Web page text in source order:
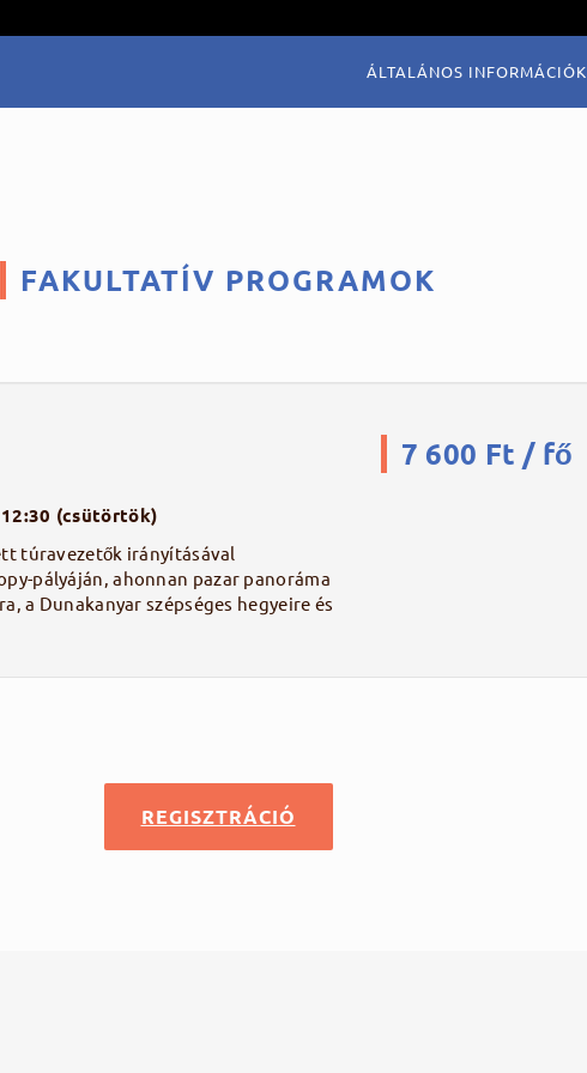
ÁLTALÁNOS INFORMÁCIÓK
FAKULTATÍV PROGRAMOK
(csütörtök)
túravezetők irányításával
pályáján, ahonnan pazar panoráma
a Dunakanyar szépséges hegyeire és
7 600 Ft / fő
REGISZTRÁCIÓ